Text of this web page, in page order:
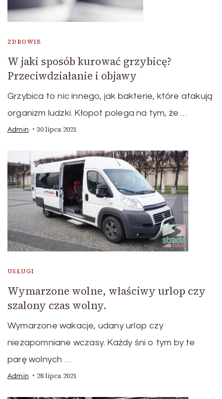
ZDROWIE
W jaki sposób kurować grzybicę?
Przeciwdziałanie i objawy
Grzybica to nic innego, jak bakterie, które atakują
organizm ludzki. Kłopot polega na tym, że …
Admin 30 lipca 2021
USŁUGI
Wymarzone wolne, właściwy urlop czy
szalony czas wolny.
Wymarzone wakacje, udany urlop czy
niezapomniane wczasy. Każdy śni o tym by te
parę wolnych …
Admin 28 lipca 2021